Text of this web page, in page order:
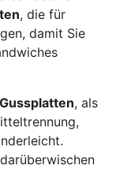
, die für
damit Sie
, als